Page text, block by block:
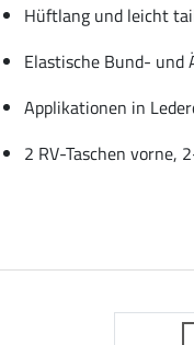
Hüftlang und leicht
Elastische Bund- und
Applikationen in
2 RV-Taschen vorne,